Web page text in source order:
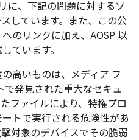
に、下記の問題に対するソ
しています。また、この公
のリンクに加え、AOSP 以
ています。
高いものは、メディア フ
で発見された重大なセキュ
ファイルにより、特権プロ
トで実行される危険性があ
対象のデバイスでその脆弱